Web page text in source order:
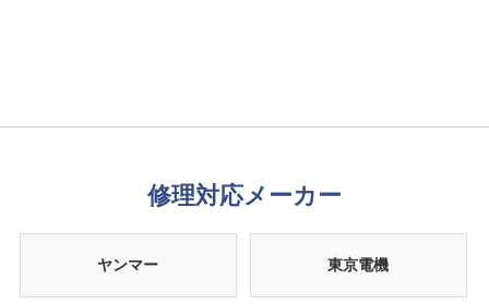
修理対応メーカー
ヤンマー 東京電機